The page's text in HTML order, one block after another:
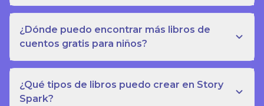
¿Dónde puedo encontrar más libros de
cuentos gratis para niños?
¿Qué tipos de libros puedo crear en Story
Spark?